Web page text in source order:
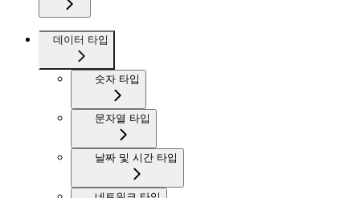
데이터 타입
숫자 타입
문자열 타입
날짜 및 시간 타입